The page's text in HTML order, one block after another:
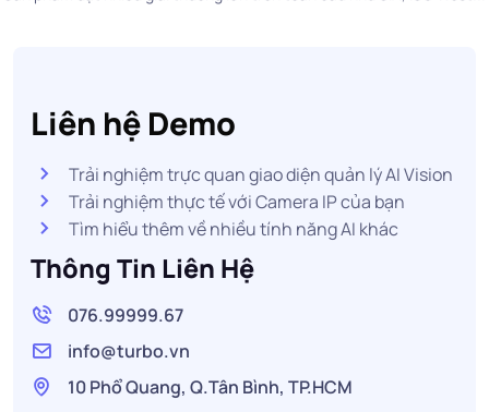
Liên hệ Demo
Trải nghiệm trực quan giao diện quản lý AI Vision
Trải nghiệm thực tế với Camera IP của bạn
Tìm hiểu thêm về nhiều tính năng AI khác
Thông Tin Liên Hệ
076.99999.67
info@turbo.vn
10 Phổ Quang, Q.Tân Bình, TP.HCM